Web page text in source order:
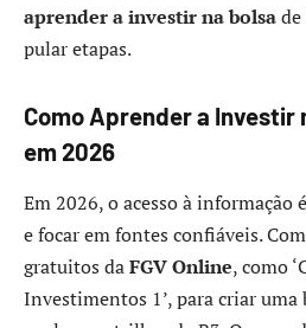
aprender a investir na bolsa
pular etapas.
Como Aprender a Investir
em 2026
Em 2026, o acesso à informação
e focar em fontes confiáveis.
gratuitos daFGV Online, como
Investimentos 1’, para criar uma